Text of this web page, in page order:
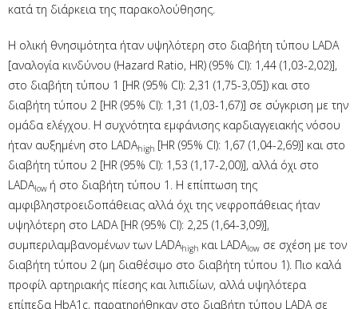
κατά τη διάρκεια της παρακολούθησης.
Η ολική θνησιμότητα ήταν υψηλότερη στο διαβήτη τύπου LADA
[αναλογία κινδύνου (Hazard Ratio, HR) (95% CI): 1,44 (1,03-2,02)],
στο διαβήτη τύπου 1 [HR (95% CI): 2,31 (1,75-3,05]) και στο
διαβήτη τύπου 2 [HR (95% CI): 1,31 (1,03-1,67)] σε σύγκριση με την
ομάδα ελέγχου. Η συχνότητα εμφάνισης καρδιαγγειακής νόσου
ήταν αυξημένη στο LADAhigh [HR (95% CI): 1,67 (1,04-2,69)] και στο
διαβήτη τύπου 2 [HR (95% CI): 1,53 (1,17-2,00)], αλλά όχι στο
LADAlow ή στο διαβήτη τύπου 1. Η επίπτωση της
αμφιβληστροειδοπάθειας αλλά όχι της νεφροπάθειας ήταν
υψηλότερη στο LADA [HR (95% CI): 2,25 (1,64-3,09)],
συμπεριλαμβανομένων των LADAhigh και LADAlow σε σχέση με τον
διαβήτη τύπου 2 (μη διαθέσιμο στο διαβήτη τύπου 1). Πιο καλά
προφίλ αρτηριακής πίεσης και λιπιδίων, αλλά υψηλότερα
επίπεδα HbA1c, παρατηρήθηκαν στο διαβήτη τύπου LADA σε